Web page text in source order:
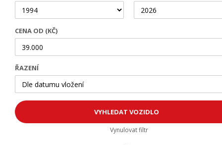
CENA OD (KČ)
ŘAZENÍ
Vynulovat filtr